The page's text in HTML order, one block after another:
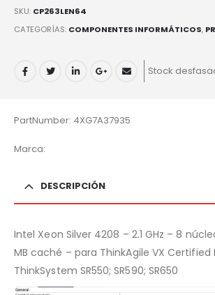
SKU: CP263LEN64
CATEGORÍAS: COMPONENTES INFORMÁTICOS,
Stock
PartNumber: 4XG7A37935
Marca:
DESCRIPCIÓN
Intel Xeon Silver 4208 – 2.1 GHz – 8
MB caché – para ThinkAgile VX Certified
ThinkSystem SR550; SR590; SR650